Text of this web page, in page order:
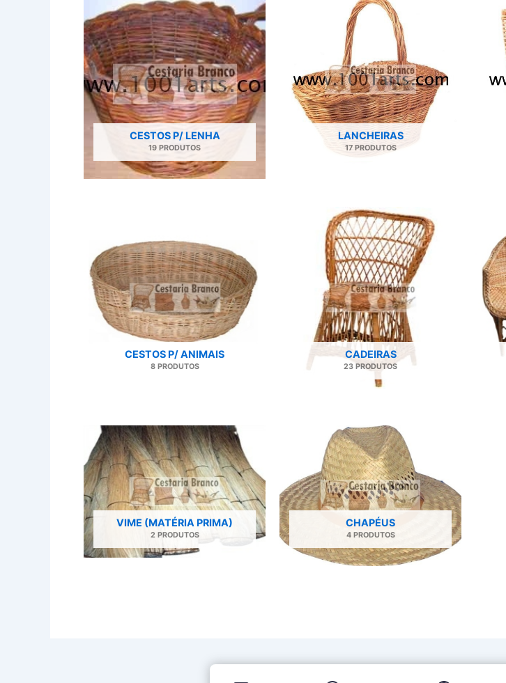
CESTOS P/ LENHA
19 PRODUTOS
LANCHEIRAS
17 PRODUTOS
CESTOS P/ ANIMAIS
8 PRODUTOS
CADEIRAS
23 PRODUTOS
VIME (MATÉRIA PRIMA)
2 PRODUTOS
CHAPÉUS
4 PRODUTOS